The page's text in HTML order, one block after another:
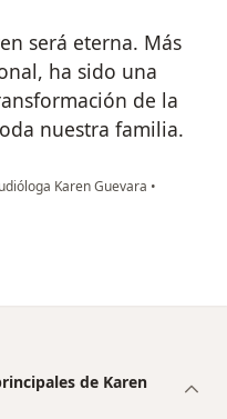
será eterna. Más
ha sido una
de la
nuestra familia.
Karen Guevara •
de Karen